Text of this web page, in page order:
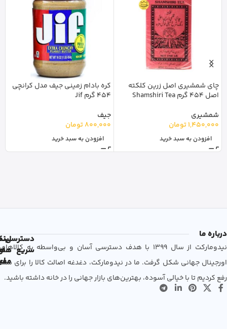
چای شمشیری اصل زرین کلکته
اصل 454 گرم Shamshiri Tea
شمشیری
1,450,000تومان
افزودن به سبد خرید
کره بادام زمینی جیف مدل کرانچی
454 گرم Jif
جیف
800,000تومان
افزودن به سبد خرید
درباره ما
نیدومارکت از سال 1399 با هدف دسترسی آسان و بی‌واسطه به کالاهای
اورجینال جهانی شکل گرفت. ما در نیدومارکت، دغدغه اصالت کالا را برای شما
رفع کردیم تا با خیالی آسوده، بهترین‌های بازار جهانی را در خانه داشته باشید.
دسترسی
سریع